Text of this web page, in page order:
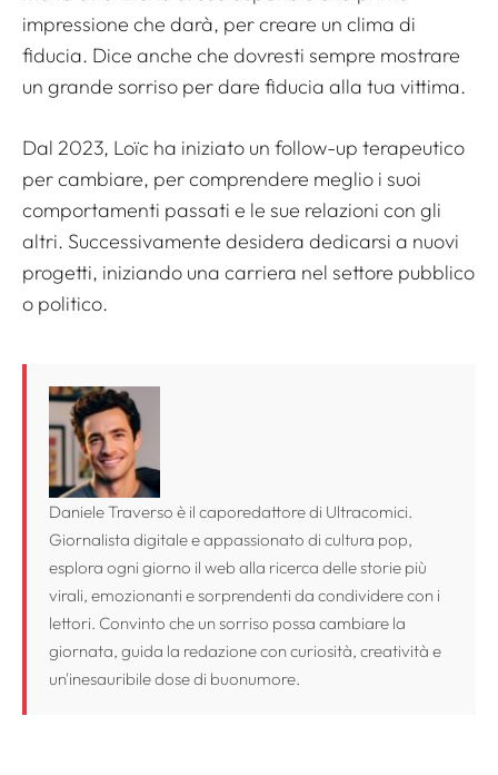
impressione che darà, per creare un clima di
fiducia. Dice anche che dovresti sempre mostrare
un grande sorriso per dare fiducia alla tua vittima.
Dal 2023, Loïc ha iniziato un follow-up terapeutico
per cambiare, per comprendere meglio i suoi
comportamenti passati e le sue relazioni con gli
altri. Successivamente desidera dedicarsi a nuovi
progetti, iniziando una carriera nel settore pubblico
o politico.
Daniele Traverso è il caporedattore di Ultracomici.
Giornalista digitale e appassionato di cultura pop,
esplora ogni giorno il web alla ricerca delle storie più
virali, emozionanti e sorprendenti da condividere con i
lettori. Convinto che un sorriso possa cambiare la
giornata, guida la redazione con curiosità, creatività e
un'inesauribile dose di buonumore.